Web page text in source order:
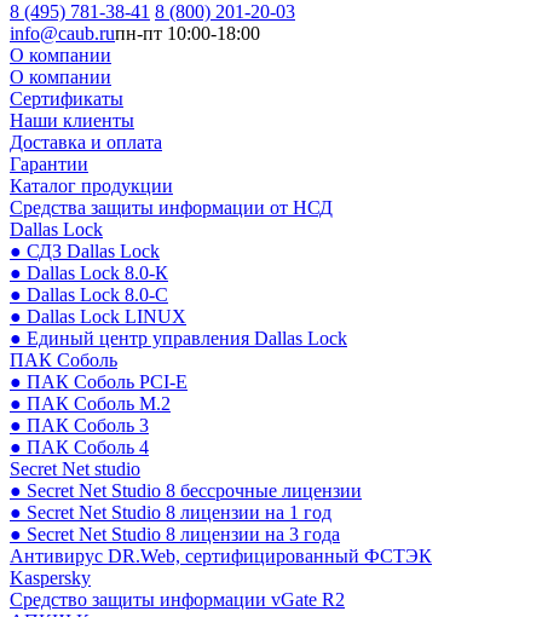
8 (495) 781-38-41 8 (800) 201-20-03
info@caub.ruпн-пт 10:00-18:00
О компании
О компании
Сертификаты
Наши клиенты
Доставка и оплата
Гарантии
Каталог продукции
Средства защиты информации от НСД
Dallas Lock
● СДЗ Dallas Lock
● Dallas Lock 8.0-К
● Dallas Lock 8.0-С
● Dallas Lock LINUX
● Единый центр управления Dallas Lock
ПАК Соболь
● ПАК Соболь PCI-E
● ПАК Соболь М.2
● ПАК Соболь 3
● ПАК Соболь 4
Secret Net studio
● Secret Net Studio 8 бессрочные лицензии
● Secret Net Studio 8 лицензии на 1 год
● Secret Net Studio 8 лицензии на 3 года
Антивирус DR.Web, сертифицированный ФСТЭК
Kaspersky
Средство защиты информации vGate R2